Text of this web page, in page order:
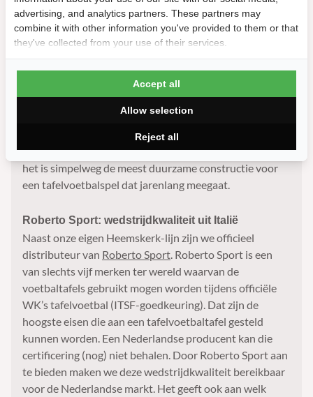
Gegoten of geschroefde poppen?
Een detail waar veel kopers niet bij stilstaan, maar dat
op de lange termijn het verschil maakt bij een
voetbaltafel. Bij gegoten poppen zitten de spelers vast
op de stang gegoten. Ze kunnen niet los gaan zitten,
wankel worden of loslaten door losse schroeven. Bij
geschroefde poppen is dat in theorie wél mogelijk,
vooral bij intensief gebruik. Onze Heemskerk
voetbaltafels gebruiken gegoten poppen. Dat is bewust:
het is simpelweg de meest duurzame constructie voor
een tafelvoetbalspel dat jarenlang meegaat.
Roberto Sport: wedstrijdkwaliteit uit Italië
Naast onze eigen Heemskerk-lijn zijn we officieel
distributeur van Roberto Sport. Roberto Sport is een
van slechts vijf merken ter wereld waarvan de
voetbaltafels gebruikt mogen worden tijdens officiële
WK’s tafelvoetbal (ITSF-goedkeuring). Dat zijn de
hoogste eisen die aan een tafelvoetbaltafel gesteld
kunnen worden. Een Nederlandse producent kan die
certificering (nog) niet behalen. Door Roberto Sport aan
te bieden maken we deze wedstrijdkwaliteit bereikbaar
voor de Nederlandse markt. Het geeft ook aan welk
advertising, and analytics partners. These partners may
combine it with other information you've provided to them or that
they've collected from your use of their services.
Reject all
Allow selection
Accept all